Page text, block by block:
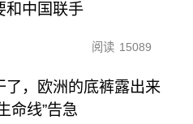
和中国联手
阅读 15089
了，欧洲的底裤露出来
命线”告急